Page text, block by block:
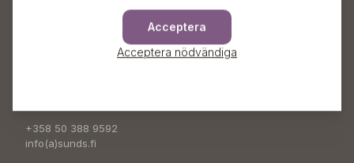
+358 50 388 9592
info(a)sunds.fi
Acceptera
Acceptera nödvändiga